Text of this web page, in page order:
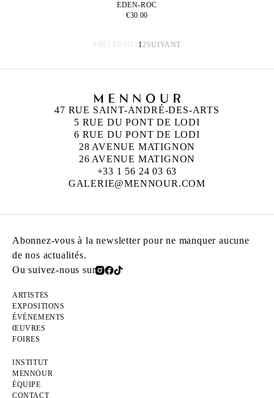
EDEN-ROC
€30.00
PRÉCÉDENT 12SUIVANT
47 RUE SAINT-ANDRÉ-DES-ARTS
5 RUE DU PONT DE LODI
6 RUE DU PONT DE LODI
28 AVENUE MATIGNON
26 AVENUE MATIGNON
+33 1 56 24 03 63
GALERIE@MENNOUR.COM
Abonnez-vous à la newsletter pour ne manquer aucune
de nos actualités.
Ou suivez-nous sur
ARTISTES
EXPOSITIONS
ÉVÉNEMENTS
ŒUVRES
FOIRES
INSTITUT
MENNOUR
ÉQUIPE
CONTACT